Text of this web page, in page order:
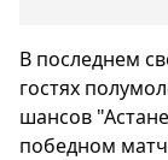
В последнем
гостях
шансов
победном